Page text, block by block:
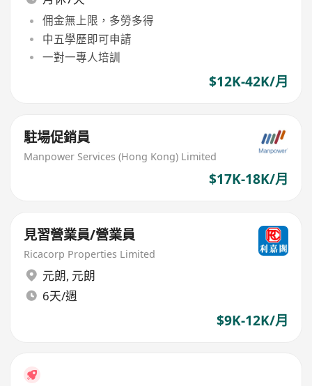
佣金無上限，多勞多得
中五學歷即可申請
一對一專人培訓
$12K-42K/月
駐場促銷員
Manpower Services (Hong Kong) Limited
$17K-18K/月
見習營業員/營業員
Ricacorp Properties Limited
元朗, 元朗
6天/週
$9K-12K/月